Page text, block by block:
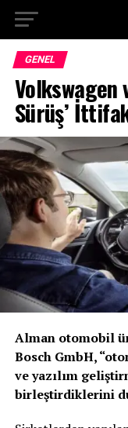
GENEL
Volkswagen
Sürüş’
Alman otomobil
Bosch GmbH,
ve yazılım
birleştirdiklerini